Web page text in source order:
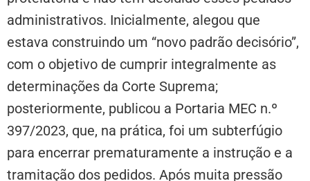
administrativos. Inicialmente, alegou que
estava construindo um “novo padrão decisório”,
com o objetivo de cumprir integralmente as
determinações da Corte Suprema;
posteriormente, publicou a Portaria MEC n.º
397/2023, que, na prática, foi um subterfúgio
para encerrar prematuramente a instrução e a
tramitação dos pedidos. Após muita pressão